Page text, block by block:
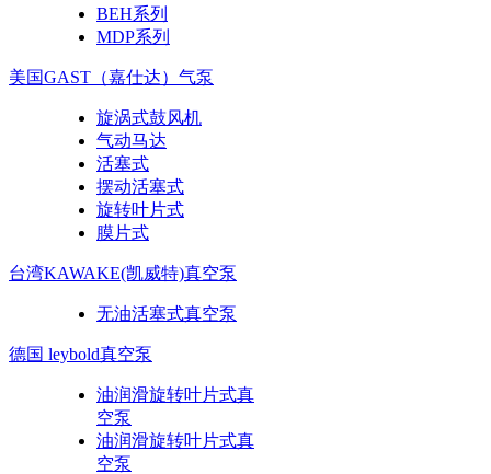
BEH系列
MDP系列
美国GAST（嘉仕达）气泵
旋涡式鼓风机
气动马达
活塞式
摆动活塞式
旋转叶片式
膜片式
台湾KAWAKE(凯威特)真空泵
无油活塞式真空泵
德国 leybold真空泵
油润滑旋转叶片式真
空泵
油润滑旋转叶片式真
空泵